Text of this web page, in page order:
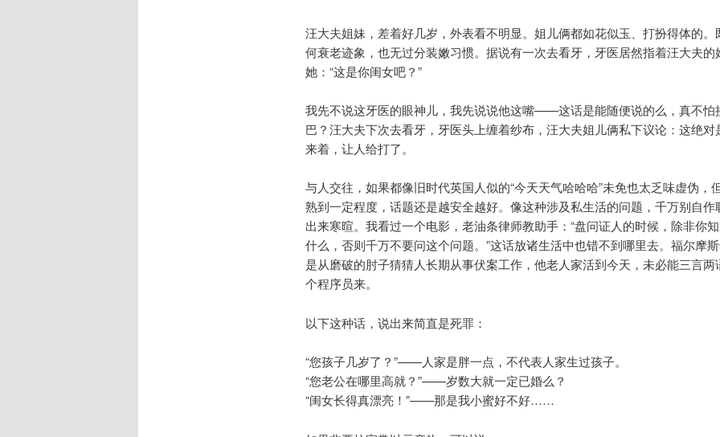
汪大夫姐妹，差着好几岁，外表看不明显。姐儿俩都如花似玉、打扮得体的。
何衰老迹象，也无过分装嫩习惯。据说有一次去看牙，牙医居然指着汪大夫的
她：“这是你闺女吧？”
我先不说这牙医的眼神儿，我先说说他这嘴——这话是能随便说的么，真不怕
巴？汪大夫下次去看牙，牙医头上缠着纱布，汪大夫姐儿俩私下议论：这绝对
来着，让人给打了。
与人交往，如果都像旧时代英国人似的“今天天气哈哈哈”未免也太乏味虚伪，
熟到一定程度，话题还是越安全越好。像这种涉及私生活的问题，千万别自作
出来寒暄。我看过一个电影，老油条律师教助手：“盘问证人的时候，除非你
什么，否则千万不要问这个问题。”这话放诸生活中也错不到哪里去。福尔摩
是从磨破的肘子猜猜人长期从事伏案工作，他老人家活到今天，未必能三言两
个程序员来。
以下这种话，说出来简直是死罪：
“您孩子几岁了？”——人家是胖一点，不代表人家生过孩子。
“您老公在哪里高就？”——岁数大就一定已婚么？
“闺女长得真漂亮！”——那是我小蜜好不好……